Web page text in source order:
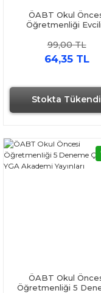
Stokta Tükendi
ÖABT Okul
Öğretmenliği
Özdil Akademi
99,00 TL
64,35 TL
ÖABT Okul
Öğretmenliği 5